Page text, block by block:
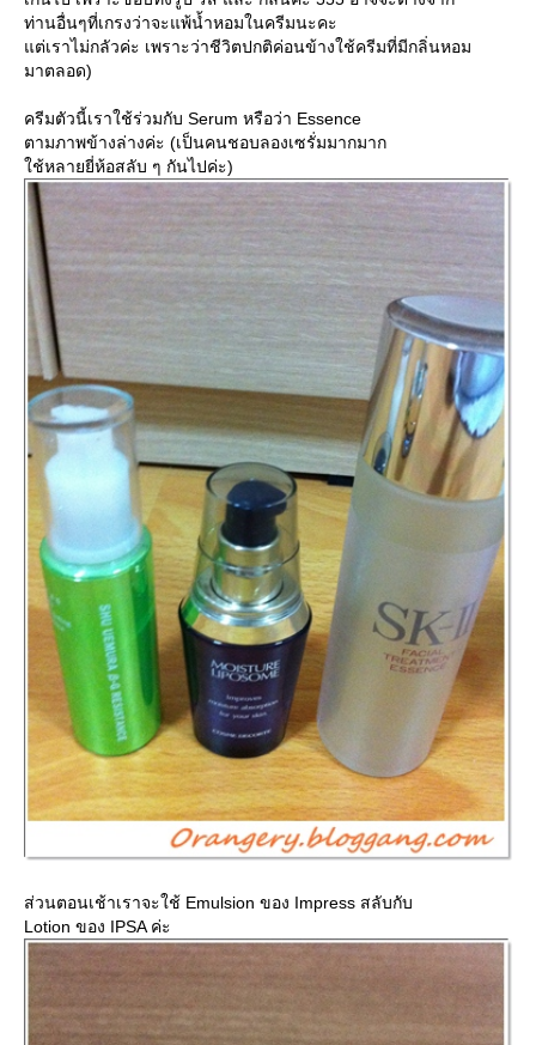
ท่านอื่นๆที่เกรงว่าจะแพ้น้ำหอมในครีมนะคะ
ต่เราไม่กลัวค่ะ เพราะว่าชีวิตปกติค่อนข้างใช้ครีมที่มีกลิ่นหอม
มาตลอด)
ครีมตัวนี้เราใช้ร่วมกับ Serum หรือว่า Essence
ตามภาพข้างล่างค่ะ (เป็นคนชอบลองเซรั่มมากมาก
ช้หลายยี่ห้อสลับ ๆ กันไปค่ะ)
ส่วนตอนเช้าเราจะใช้ Emulsion ของ Impress สลับกับ
Lotion ของ IPSA ค่ะ